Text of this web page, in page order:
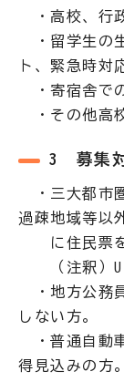
・高校、行
・留学生の
ト、緊急時対
・寄宿舎で
・その他高
3 募集
・三大都市
過疎地域等
に住民票を
（注釈）U
・地方公務
しない方。
・普通自動
得見込みの方。